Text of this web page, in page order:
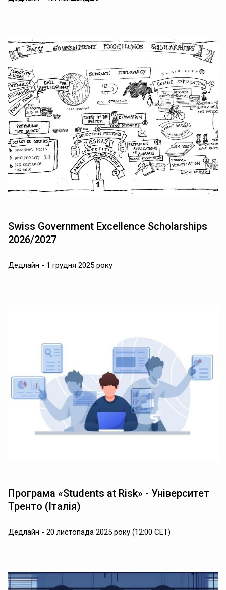
Swiss Government Excellence Scholarships
2026/2027
Дедлайн - 1 грудня 2025 року
Програма «Students at Risk» - Університет
Тренто (Італія)
Дедлайн - 20 листопада 2025 року (12:00 CET)